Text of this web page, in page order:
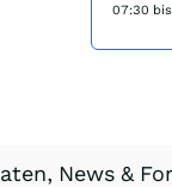
07:30
News &